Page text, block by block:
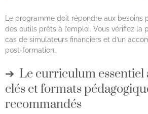
Le programme doit répondre aux besoins
des outils prêts à l’emploi. Vous vérifiez la
cas de simulateurs financiers et d’un
post‑formation.
Le curriculum essentiel
clés et formats
recommandés